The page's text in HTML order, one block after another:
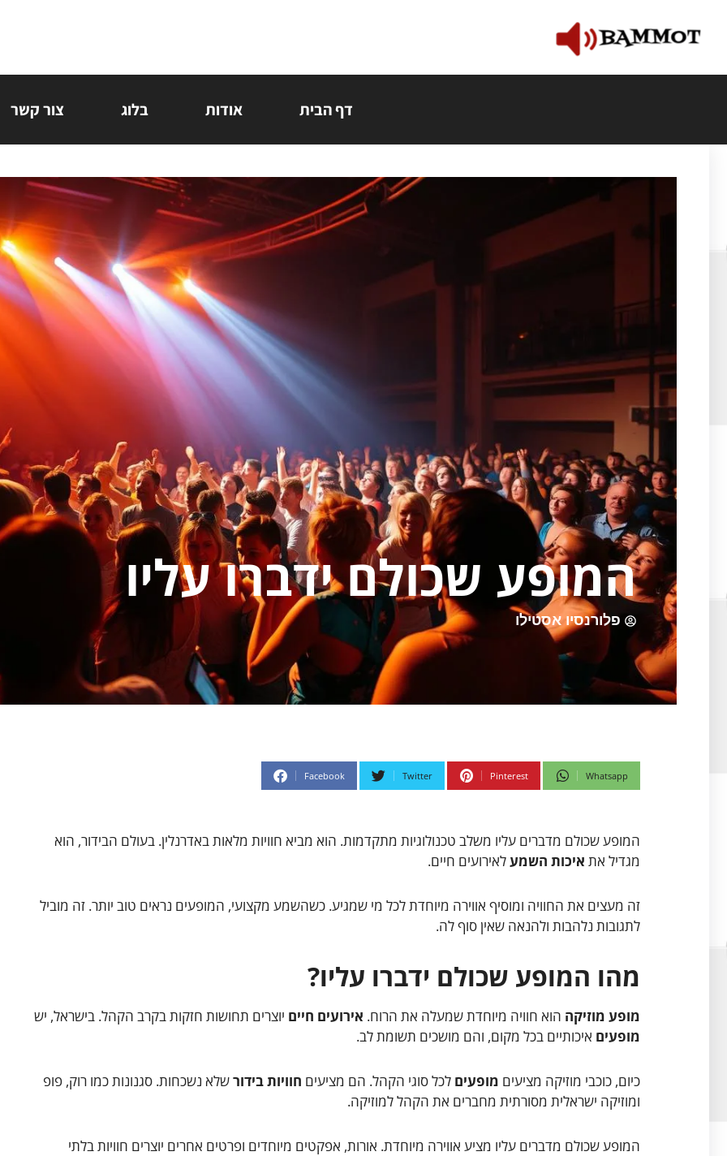
דף הבית אודות בלוג צור קשר
המופע שכולם ידברו עליו
פלורנסיו אסטילו
Whatsapp
Pinterest
Twitter
Facebook
המופע שכולם מדברים עליו משלב טכנולוגיות מתקדמות. הוא מביא חוויות מלאות באדרנלין. בעולם הבידור, הוא
מגדיל את איכות השמעלאירועים חיים.
זה מעצים את החוויה ומוסיף אווירה מיוחדת לכל מי שמגיע. כשהשמע מקצועי, המופעים נראים טוב יותר. זה מוביל
לתגובות נלהבות ולהנאה שאין סוף לה.
מהו המופע שכולם ידברו עליו?
מופע מוזיקה הוא חוויה מיוחדת שמעלה את הרוח. אירועים חיים יוצרים תחושות חזקות בקרב הקהל. בישראל, יש
מופעים איכותיים בכל מקום, והם מושכים תשומת לב.
כיום, כוכבי מוזיקה מציעים מופעים לכל סוגי הקהל. הם מציעים חוויות בידורשלא נשכחות. סגנונות כמו רוק, פופ
ומוזיקה ישראלית מסורתית מחברים את הקהל למוזיקה.
המופע שכולם מדברים עליו מציע אווירה מיוחדת. אורות, אפקטים מיוחדים ופרטים אחרים יוצרים חוויות בלתי